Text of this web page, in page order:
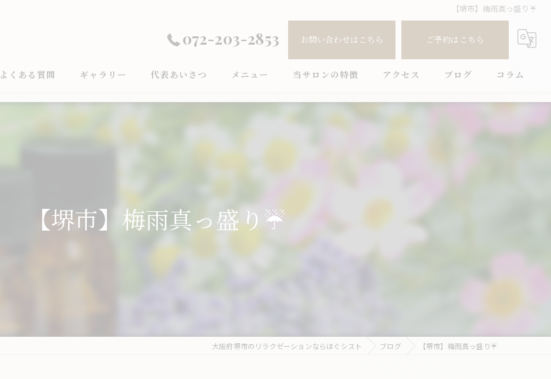
【堺市】梅雨真っ盛り☔️
072-203-2853 お問い合わせはこちら ご予約はこちら
よくある質問 ギャラリー 代表あいさつ メニュー 当サロンの特徴 アクセス ブログ コラム
【堺市】梅雨真っ盛り☔️
大阪府堺市のリラクゼーションならほぐシスト ブログ 【堺市】梅雨真っ盛り☔️